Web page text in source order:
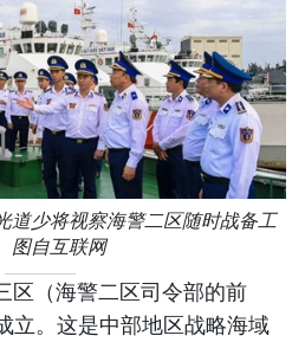
道少将视察海警二区随时战备工
图自互联网
（海警二区司令部的前
立。这是中部地区战略海域